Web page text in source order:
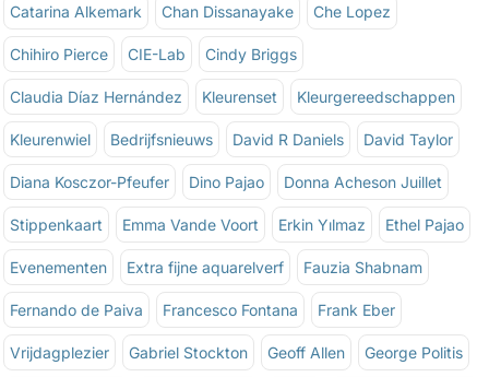
Catarina Alkemark Chan Dissanayake Che Lopez
Chihiro Pierce CIE-Lab Cindy Briggs
Claudia Díaz Hernández Kleurenset Kleurgereedschappen
Kleurenwiel Bedrijfsnieuws David R Daniels David Taylor
Diana Kosczor-Pfeufer Dino Pajao Donna Acheson Juillet
Stippenkaart Emma Vande Voort Erkin Yılmaz Ethel Pajao
Evenementen Extra fijne aquarelverf Fauzia Shabnam
Fernando de Paiva Francesco Fontana Frank Eber
Vrijdagplezier Gabriel Stockton Geoff Allen George Politis